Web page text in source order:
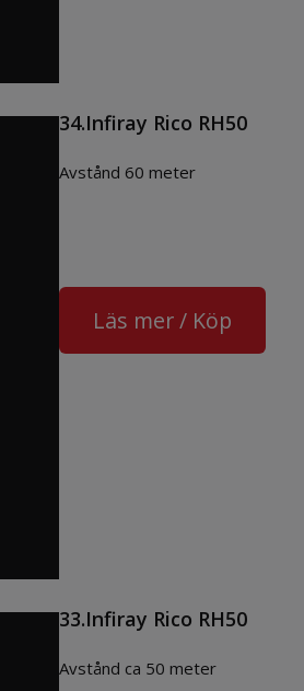
34.Infiray Rico RH50
Avstånd 60 meter
Läs mer / Köp
33.Infiray Rico RH50
Avstånd ca 50 meter